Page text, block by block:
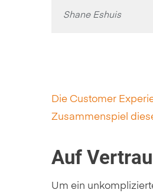
Shane Eshuis
Die Customer
Zusammenspiel
Auf
Um ein